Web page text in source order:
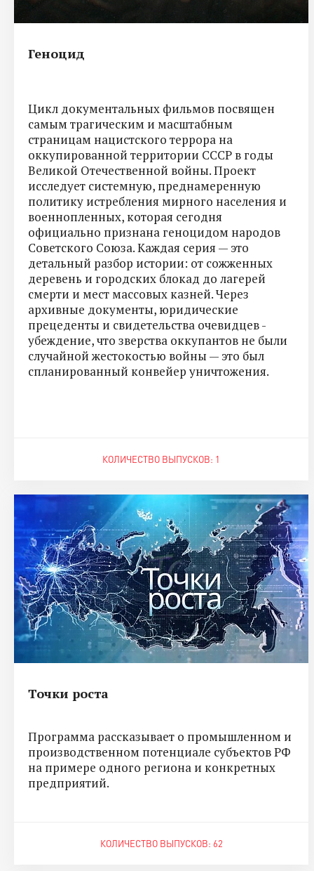
Геноцид
Цикл документальных фильмов посвящен
самым трагическим и масштабным
страницам нацистского террора на
оккупированной территории СССР в годы
Великой Отечественной войны. Проект
исследует системную, преднамеренную
политику истребления мирного населения и
военнопленных, которая сегодня
официально признана геноцидом народов
Советского Союза. Каждая серия — это
детальный разбор истории: от сожженных
деревень и городских блокад до лагерей
смерти и мест массовых казней. Через
архивные документы, юридические
прецеденты и свидетельства очевидцев -
убеждение, что зверства оккупантов не были
случайной жестокостью войны — это был
спланированный конвейер уничтожения.
КОЛИЧЕСТВО ВЫПУСКОВ: 1
Точки роста
Программа рассказывает о промышленном и
производственном потенциале субъектов РФ
на примере одного региона и конкретных
предприятий.
КОЛИЧЕСТВО ВЫПУСКОВ: 62